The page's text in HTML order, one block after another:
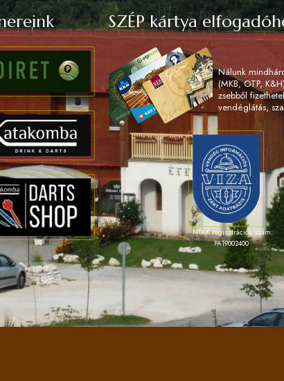
SZÉP kártya
Nálunk
(MKB, OTP,
zsebből
vendéglátás,
NTAK regisztrációs szám:
PA19002400